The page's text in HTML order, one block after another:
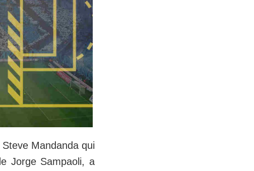
Mandanda qui
Jorge Sampaoli, a